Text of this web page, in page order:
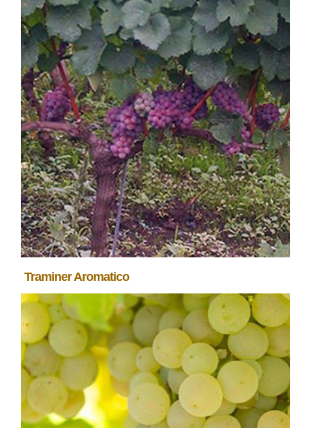
Traminer Aromatico